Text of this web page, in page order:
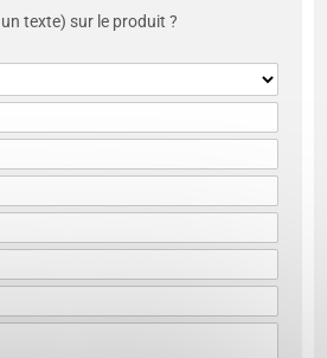
texte) sur le produit ?